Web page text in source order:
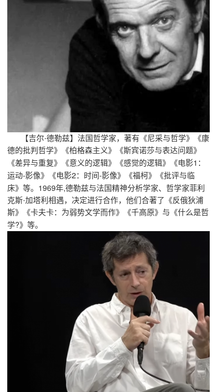
【吉尔·德勒兹】法国哲学家，著有《尼采与哲学》《康
德的批判哲学》《柏格森主义》《斯宾诺莎与表达问题》
《差异与重复》《意义的逻辑》《感觉的逻辑》《电影1 ：
运动-影像》《电影2：时间-影像》《福柯》《批评与临
床》等。 1969年,德勒兹与法国精神分析学家、哲学家菲利
克斯·加塔利相遇，决定进行合作，他们合著了《反俄狄浦
斯》《卡夫卡：为弱势文学而作》《千高原》与《什么是哲
学?》等。